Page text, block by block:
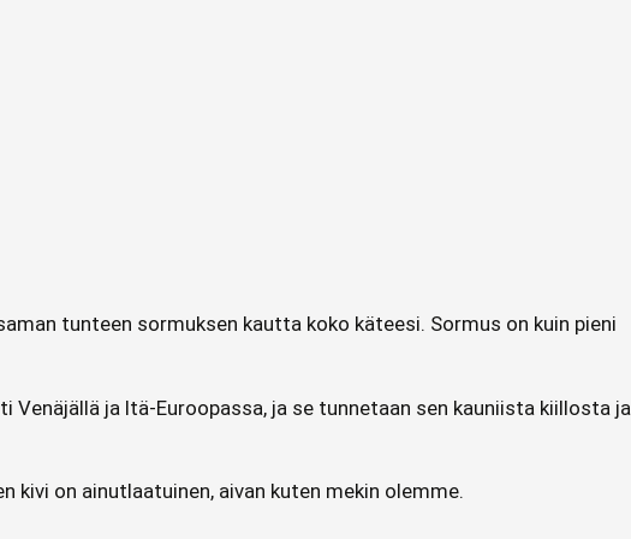
tunteen sormuksen kautta koko käteesi. Sormus on kuin pieni
ja Itä-Euroopassa, ja se tunnetaan sen kauniista kiillosta ja
kivi on ainutlaatuinen, aivan kuten mekin olemme.